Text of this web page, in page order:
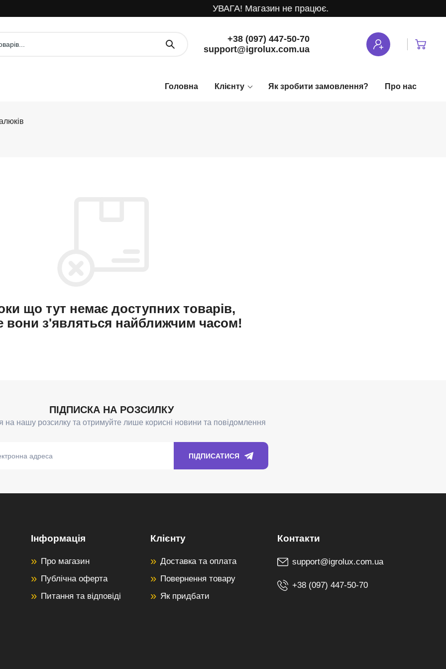
УВАГА! Магазин не працює.
+38 (097) 447-50-70
support@igrolux.com.ua
Клієнту Як зробити замовлення? Про нас
що тут немає доступних товарів,
вони з'являться найближчим часом!
Інформація
Про магазин
Публічна оферта
Питання та відповіді
Клієнту
Доставка та оплата
Повернення товару
Як придбати
support@igrolux.com.ua
+38 (097) 447-50-70